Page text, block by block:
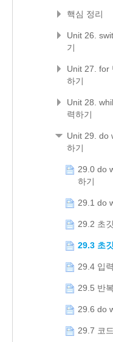
핵심 정리
Unit 26.
기
Unit 27. for
하기
Unit 28.
력하기
Unit 29. do
하기
29.0 do
하기
29.1 do
29.2 초
29.3 초
29.4 입
29.5 반
29.6 do
29.7 코